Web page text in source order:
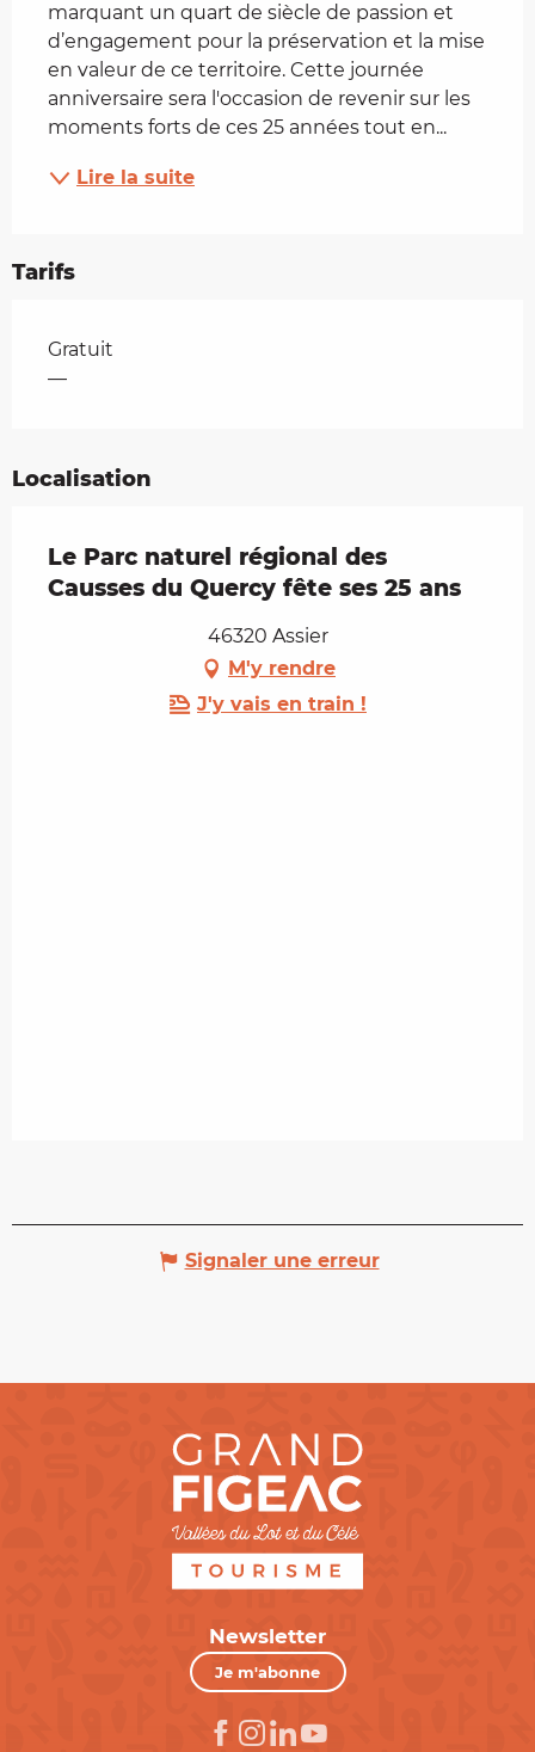
marquant un quart de siècle de passion et
d’engagement pour la préservation et la mise
en valeur de ce territoire. Cette journée
anniversaire sera l'occasion de revenir sur les
moments forts de ces 25 années tout en...
Lire la suite
Tarifs
Tarifs 2026
Gratuit
—
Localisation
Le Parc naturel régional des
Causses du Quercy fête ses 25 ans
46320 Assier
M'y rendre
J'y vais en train !
Signaler une erreur
Newsletter
Je m'abonne